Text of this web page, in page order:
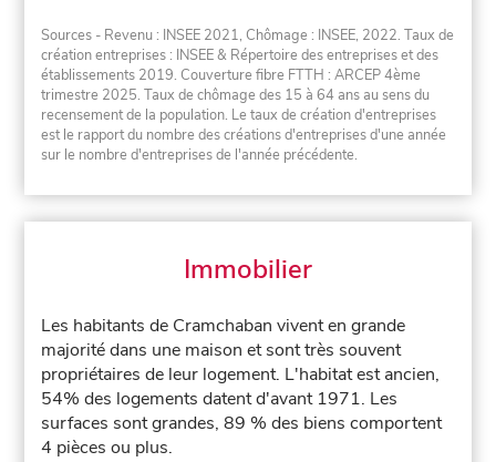
Sources - Revenu : INSEE 2021, Chômage : INSEE, 2022. Taux de
création entreprises : INSEE & Répertoire des entreprises et des
établissements 2019. Couverture fibre FTTH : ARCEP 4ème
trimestre 2025. Taux de chômage des 15 à 64 ans au sens du
recensement de la population. Le taux de création d'entreprises
est le rapport du nombre des créations d'entreprises d'une année
sur le nombre d'entreprises de l'année précédente.
Immobilier
Les habitants de Cramchaban vivent en grande
majorité dans une maison et sont très souvent
propriétaires de leur logement. L'habitat est ancien,
54% des logements datent d'avant 1971. Les
surfaces sont grandes, 89 % des biens comportent
4 pièces ou plus.